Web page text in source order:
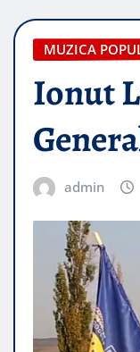
MUZICA
Ionut
admin